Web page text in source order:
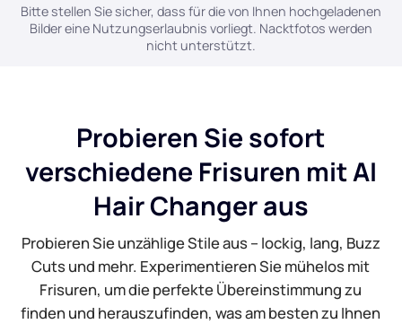
KI-Gesichtsgenerator
Bildoptimierer auf Shopify
Bildaufheller
Konvertieren Sie PDF online in Excel
JPG zu PDF Online
PDF zu JPG
WORD zu JPG
Bitte stellen Sie sicher, dass für die von Ihnen hochgeladenen
Bilder eine Nutzungserlaubnis vorliegt. Nacktfotos werden
nicht unterstützt.
Probieren Sie sofort
verschiedene Frisuren mit AI
Hair Changer aus
Probieren Sie unzählige Stile aus – lockig, lang, Buzz
Cuts und mehr. Experimentieren Sie mühelos mit
Frisuren, um die perfekte Übereinstimmung zu
finden und herauszufinden, was am besten zu Ihnen